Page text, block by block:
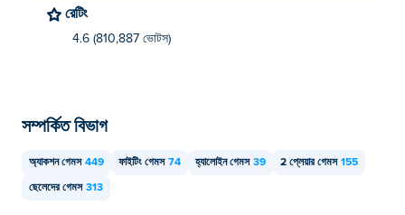
রেটিং
4.6 (810,887 ভোটস)
সম্পর্কিত বিভাগ
অ্যাকশন গেমস 449 ফাইটিং গেমস 74 হ্যালোইন গেমস 39 2 প্লেয়ার গেমস 155
ছেলেদের গেমস 313